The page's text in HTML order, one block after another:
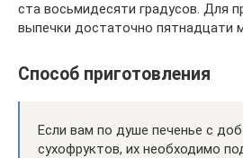
ста восьмидесяти градусов. Для
выпечки достаточно пятнадцати
Способ приготовления
Если вам по душе печенье с
сухофруктов, их необходимо